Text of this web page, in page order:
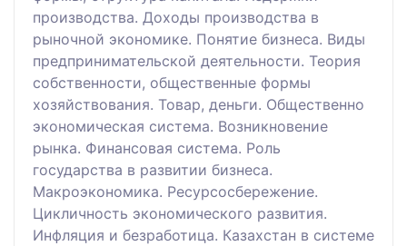
производства. Доходы производства в
рыночной экономике. Понятие бизнеса. Виды
предпринимательской деятельности. Теория
собственности, общественные формы
хозяйствования. Товар, деньги. Общественно
экономическая система. Возникновение
рынка. Финансовая система. Роль
государства в развитии бизнеса.
Макроэкономика. Ресурсосбережение.
Цикличность экономического развития.
Инфляция и безработица. Казахстан в системе